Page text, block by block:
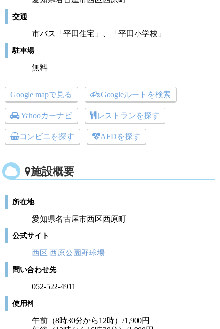
交通
市バス「平田住宅」、「平田小学校」
駐車場
無料
Google mapで見る Googleルートを検索
Yahooカーナビ レストランを探す
コンビニを探す AEDを探す
施設概要
所在地
愛知県名古屋市西区西原町
公式サイト
西区 西原公園野球場
問い合わせ先
052-522-4911
使用料
午前（8時30分から12時）/1,900円